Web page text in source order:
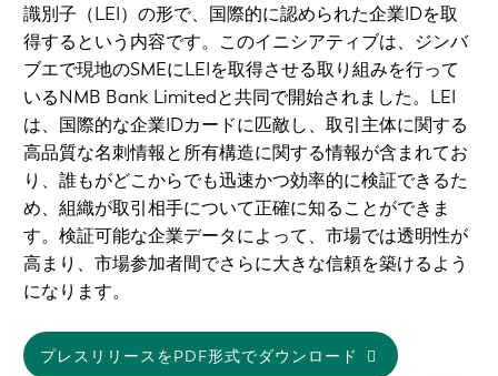
識別子（LEI）の形で、国際的に認められた企業IDを取
得するという内容です。このイニシアティブは、ジンバ
ブエで現地のSMEにLEIを取得させる取り組みを行って
いるNMB Bank Limitedと共同で開始されました。LEI
は、国際的な企業IDカードに匹敵し、取引主体に関する
高品質な名刺情報と所有構造に関する情報が含まれてお
り、誰もがどこからでも迅速かつ効率的に検証できるた
め、組織が取引相手について正確に知ることができま
す。検証可能な企業データによって、市場では透明性が
高まり、市場参加者間でさらに大きな信頼を築けるよう
になります。
プレスリリースをPDF形式でダウンロード